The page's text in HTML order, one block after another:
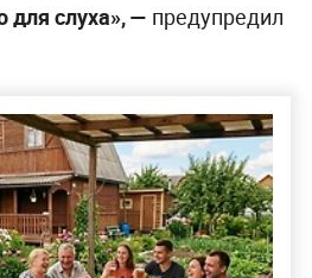
для слуха», — предупредил